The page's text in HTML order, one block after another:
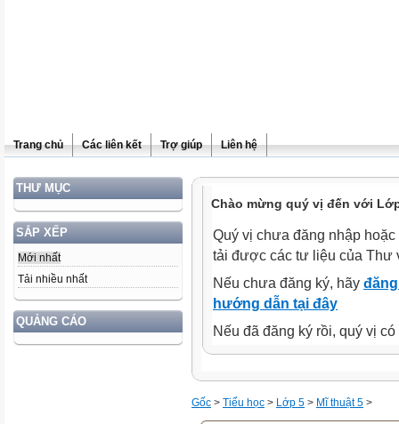
Trang chủ Các liên kết Trợ giúp Liên hệ
THƯ MỤC
SẮP XẾP
Mới nhất
Tải nhiều nhất
QUẢNG CÁO
Chào mừng quý vị đến với
Quý vị chưa đăng nhập
tải được các tư liệu của Thư
Nếu chưa đăng ký, hãy
hướng dẫn tại đây
Nếu đã đăng ký rồi, quý vị
Gốc > Tiểu học > Lớp 5 > Mĩ thuật 5 >